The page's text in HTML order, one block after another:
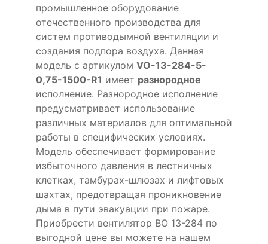
промышленное оборудование
отечественного производства для
систем противодымной вентиляции и
создания подпора воздуха. Данная
модель с артикулом VO-13-284-5-
0,75-1500-R1 имеет разнородное
исполнение. Разнородное исполнение
предусматривает использование
различных материалов для оптимальной
работы в специфических условиях.
Модель обеспечивает формирование
избыточного давления в лестничных
клетках, тамбурах-шлюзах и лифтовых
шахтах, предотвращая проникновение
дыма в пути эвакуации при пожаре.
Приобрести вентилятор ВО 13-284 по
выгодной цене вы можете на нашем